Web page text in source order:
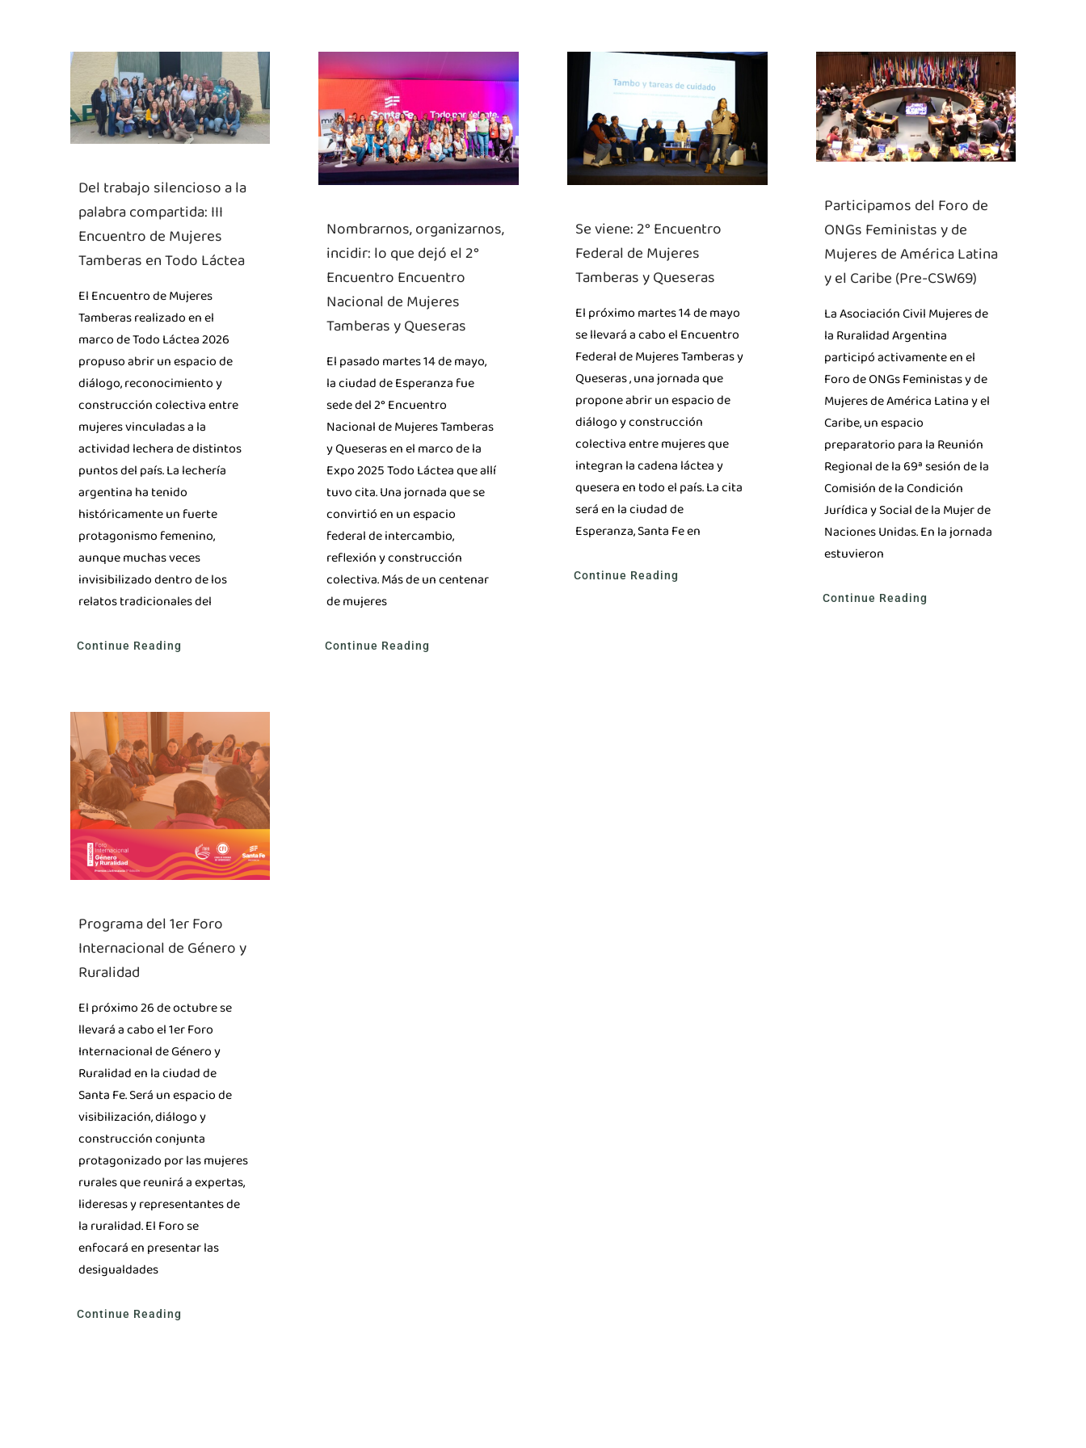
Del trabajo silencioso a la
palabra compartida: III
Encuentro de Mujeres
Tamberas en Todo Láctea
El Encuentro de Mujeres
Tamberas realizado en el
marco de Todo Láctea 2026
propuso abrir un espacio de
diálogo, reconocimiento y
construcción colectiva entre
mujeres vinculadas a la
actividad lechera de distintos
puntos del país. La lechería
argentina ha tenido
históricamente un fuerte
protagonismo femenino,
aunque muchas veces
invisibilizado dentro de los
relatos tradicionales del
Continue Reading
Nombrarnos, organizarnos,
incidir: lo que dejó el 2°
Encuentro Encuentro
Nacional de Mujeres
Tamberas y Queseras
El pasado martes 14 de mayo,
la ciudad de Esperanza fue
sede del 2° Encuentro
Nacional de Mujeres Tamberas
y Queseras en el marco de la
Expo 2025 Todo Láctea que allí
tuvo cita. Una jornada que se
convirtió en un espacio
federal de intercambio,
reflexión y construcción
colectiva. Más de un centenar
de mujeres
Continue Reading
Se viene: 2° Encuentro
Federal de Mujeres
Tamberas y Queseras
El próximo martes 14 de mayo
se llevará a cabo el Encuentro
Federal de Mujeres Tamberas y
Queseras , una jornada que
propone abrir un espacio de
diálogo y construcción
colectiva entre mujeres que
integran la cadena láctea y
quesera en todo el país. La cita
será en la ciudad de
Esperanza, Santa Fe en
Continue Reading
Participamos del Foro de
ONGs Feministas y de
Mujeres de América Latina
y el Caribe (Pre-CSW69)
La Asociación Civil Mujeres de
la Ruralidad Argentina
participó activamente en el
Foro de ONGs Feministas y de
Mujeres de América Latina y el
Caribe, un espacio
preparatorio para la Reunión
Regional de la 69ª sesión de la
Comisión de la Condición
Jurídica y Social de la Mujer de
Naciones Unidas. En la jornada
estuvieron
Continue Reading
Programa del 1er Foro
Internacional de Género y
Ruralidad
El próximo 26 de octubre se
llevará a cabo el 1er Foro
Internacional de Género y
Ruralidad en la ciudad de
Santa Fe. Será un espacio de
visibilización, diálogo y
construcción conjunta
protagonizado por las mujeres
rurales que reunirá a expertas,
lideresas y representantes de
la ruralidad. El Foro se
enfocará en presentar las
desigualdades
Continue Reading